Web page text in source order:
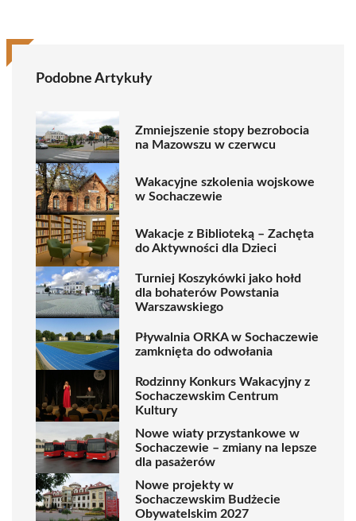
Podobne Artykuły
Zmniejszenie stopy bezrobocia
na Mazowszu w czerwcu
Wakacyjne szkolenia wojskowe
w Sochaczewie
Wakacje z Biblioteką – Zachęta
do Aktywności dla Dzieci
Turniej Koszykówki jako hołd
dla bohaterów Powstania
Warszawskiego
Pływalnia ORKA w Sochaczewie
zamknięta do odwołania
Rodzinny Konkurs Wakacyjny z
Sochaczewskim Centrum
Kultury
Nowe wiaty przystankowe w
Sochaczewie – zmiany na lepsze
dla pasażerów
Nowe projekty w
Sochaczewskim Budżecie
Obywatelskim 2027